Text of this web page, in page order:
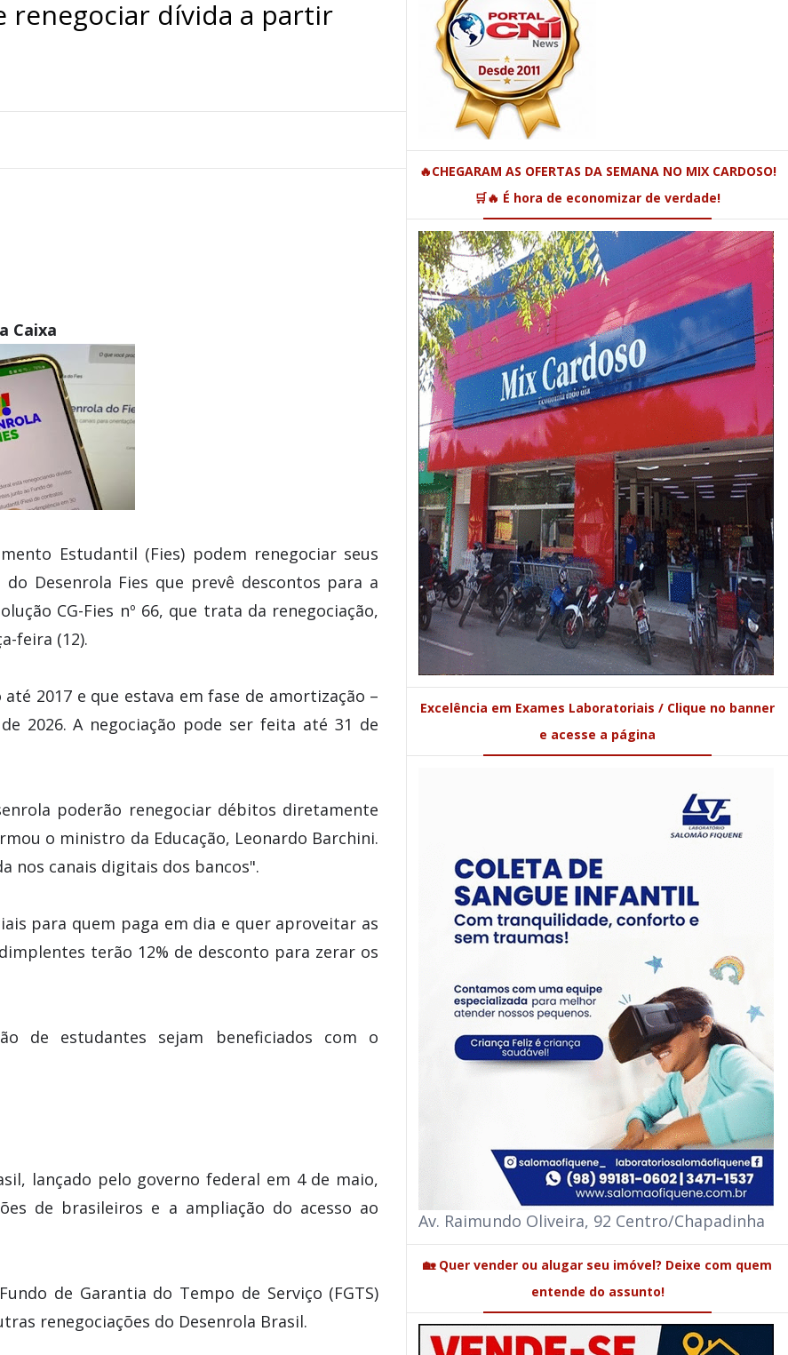
renegociar dívida a partir
Caixa
Estudantil (Fies) podem renegociar seus
Desenrola Fies que prevê descontos para a
CG-Fies nº 66, que trata da renegociação,
feira (12).
2017 e que estava em fase de amortização –
2026. A negociação pode ser feita até 31 de
poderão renegociar débitos diretamente
o ministro da Educação, Leonardo Barchini.
nos canais digitais dos bancos".
para quem paga em dia e quer aproveitar as
terão 12% de desconto para zerar os
de estudantes sejam beneficiados com o
lançado pelo governo federal em 4 de maio,
de brasileiros e a ampliação do acesso ao
de Garantia do Tempo de Serviço (FGTS)
renegociações do Desenrola Brasil.
🔥CHEGARAM AS OFERTAS DA SEMANA NO MIX CARDOSO!
🛒🔥 É hora de economizar de verdade!
Excelência em Exames Laboratoriais / Clique no banner
e acesse a página
Av. Raimundo Oliveira, 92 Centro/Chapadinha
🏡 Quer vender ou alugar seu imóvel? Deixe com quem
entende do assunto!